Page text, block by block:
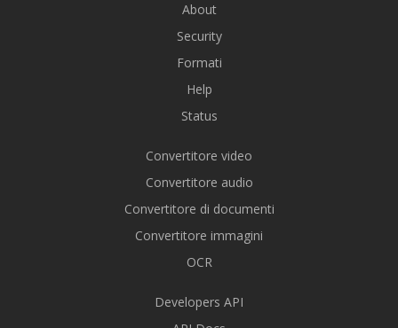
About
Security
Formati
Help
Status
Convertitore video
Convertitore audio
Convertitore di documenti
Convertitore immagini
OCR
Developers API